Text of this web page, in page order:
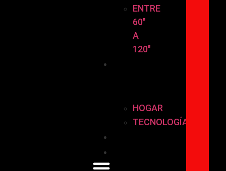
ENTRE
60″
A
120″
HOGAR
TECNOLOGÍA